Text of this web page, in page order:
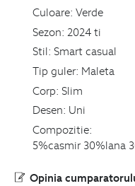
Culoare: Verde
Sezon: 2024 ti
Stil: Smart casual
Tip guler: Maleta
Corp: Slim
Desen: Uni
Compozitie:
5%casmir 30%lana
Opinia